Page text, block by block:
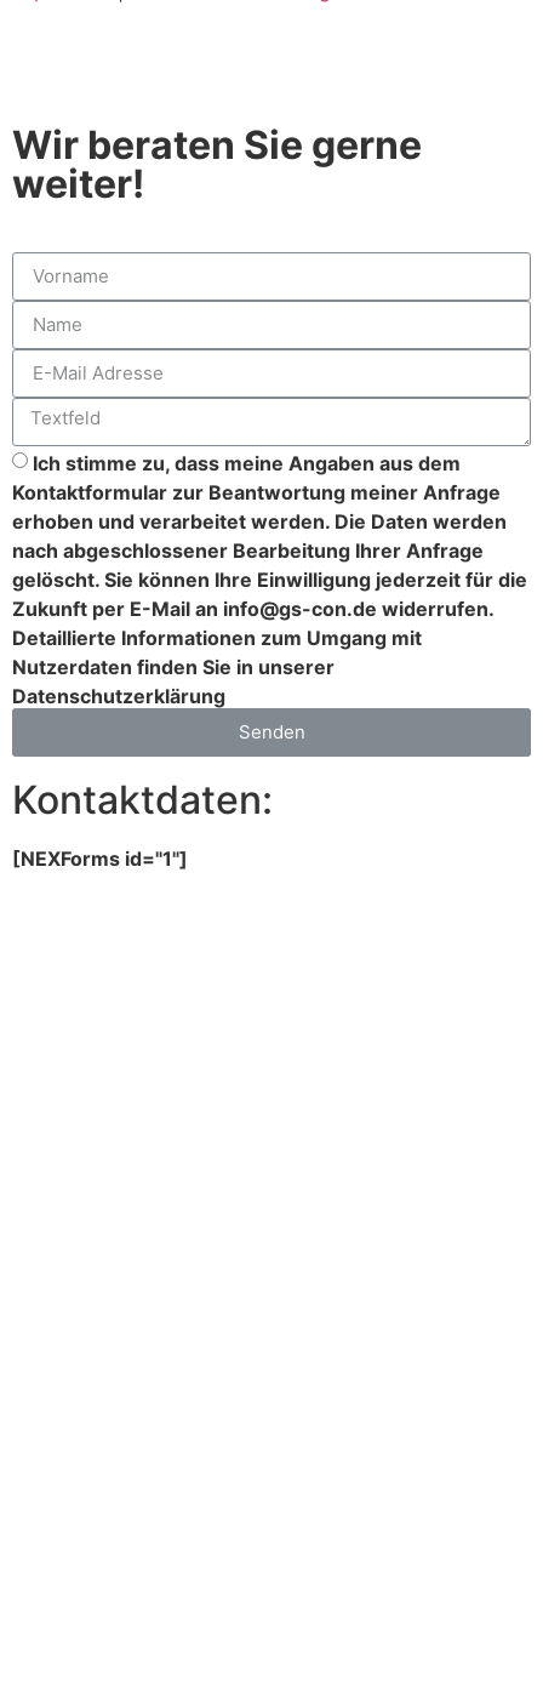
Wir beraten Sie gerne
weiter!
Ich stimme zu, dass meine Angaben aus dem
Kontaktformular zur Beantwortung meiner Anfrage
erhoben und verarbeitet werden. Die Daten werden
nach abgeschlossener Bearbeitung Ihrer Anfrage
gelöscht. Sie können Ihre Einwilligung jederzeit für die
Zukunft per E-Mail an info@gs-con.de widerrufen.
Detaillierte Informationen zum Umgang mit
Nutzerdaten finden Sie in unserer
Datenschutzerklärung
Senden
Kontaktdaten:
[NEXForms id="1"]